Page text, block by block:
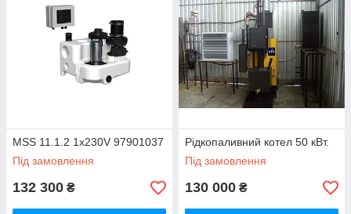
MSS 11.1.2 1x230V 97901037
Під замовлення
132 300 ₴
Рідкопаливний котел 50 кВт.
Під замовлення
130 000 ₴